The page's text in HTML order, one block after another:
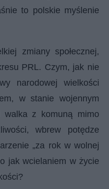
to polskie myślenie
zmiany społecznej,
PRL. Czym, jak nie
narodowej wielkości
w stanie wojennym
walka z komuną mimo
wbrew potędze
„za rok w wolnej
jak wcielaniem w życie